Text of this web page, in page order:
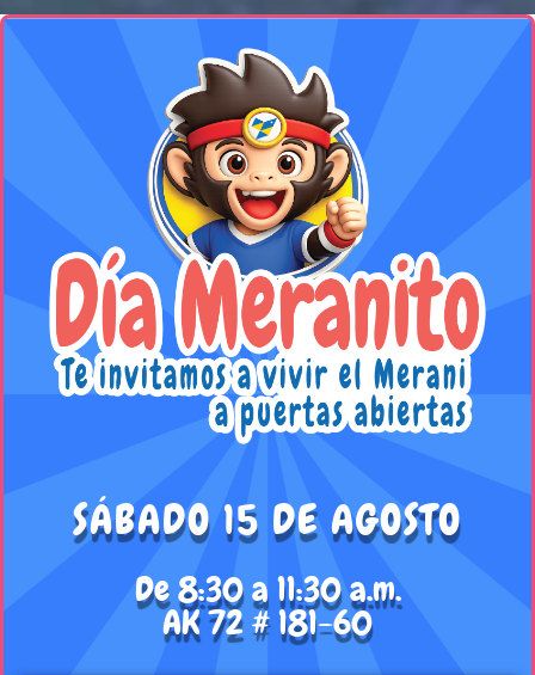
SÁBADO 15 DE AGOSTO
De 8:30 a 11:30 a.m.
AK 72 # 181-60